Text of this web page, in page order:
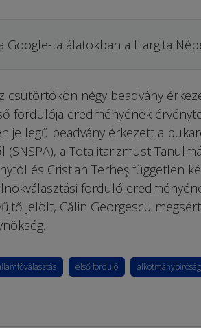
Google-találatokban a Hargita
csütörtökön négy beadvány
fordulója eredményének
jellegű beadvány érkezett a
(SNSPA), a Totalitarizmust
és Cristian Terheş független
forduló
jelölt, Călin Georgescu
első forduló alkotmánybíróság